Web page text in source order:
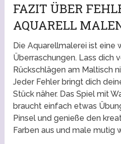
FAZIT ÜBER
AQUARELL
Die Aquarellmalerei ist eine
Überraschungen. Lass dich
Rückschlägen am Maltisch
Jeder Fehler bringt dich
Stück näher. Das Spiel mit
braucht einfach etwas
Pinsel und genieße den
Farben aus und male mutig